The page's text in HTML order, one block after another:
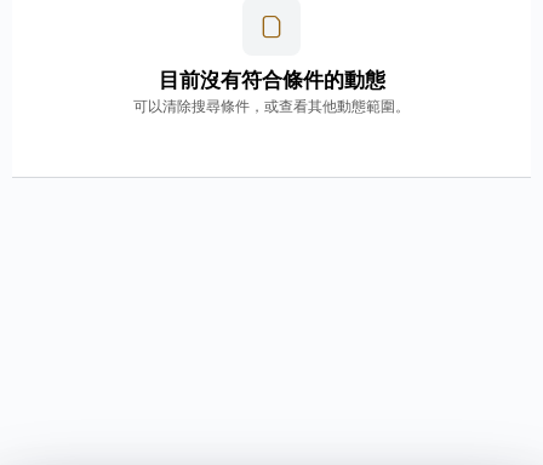
目前沒有符合條件的動態
可以清除搜尋條件，或查看其他動態範圍。